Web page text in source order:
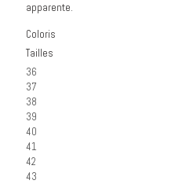
apparente.
Coloris
Tailles
36
37
38
39
40
41
42
43